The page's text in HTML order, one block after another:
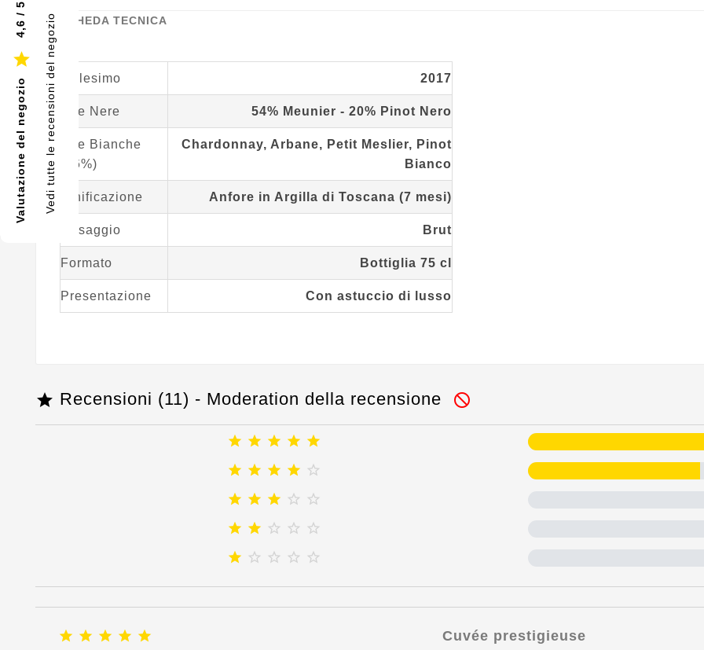
Valutazione del negozio

4,6 / 5 Vedi tutte le recensioni del negozio SCHEDA TECNICA
Millesimo 2017
Uve Nere 54% Meunier - 20% Pinot Nero
Uve Bianche
(26%)
Chardonnay, Arbane, Petit Meslier, Pinot
Bianco
Vinificazione Anfore in Argilla di Toscana (7 mesi)
Dosaggio Brut
Formato Bottiglia 75 cl
Presentazione Con astuccio di lusso
 Recensioni (11) - Moderation della recensione 
    
    
    
    
    
     Cuvée prestigieuse